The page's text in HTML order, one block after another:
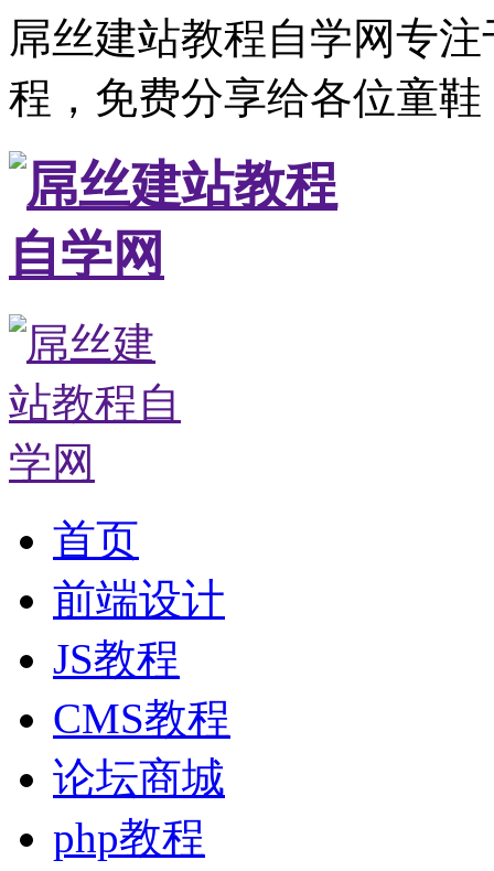
屌丝建站教程自学网专
程，免费分享给各位童
首页
前端设计
JS教程
CMS教程
论坛商城
php教程